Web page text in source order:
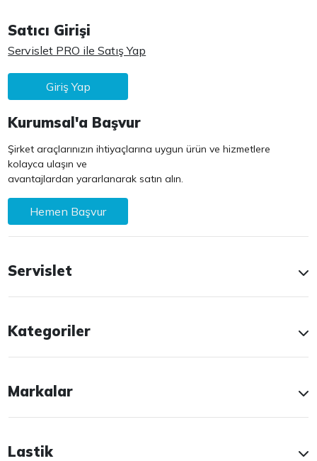
Satıcı Girişi
Servislet PRO ile Satış Yap
Giriş Yap
Kurumsal'a Başvur
Şirket araçlarınızın ihtiyaçlarına uygun ürün ve hizmetlere
kolayca ulaşın ve
avantajlardan yararlanarak satın alın.
Hemen Başvur
Servislet
Kategoriler
Markalar
Lastik